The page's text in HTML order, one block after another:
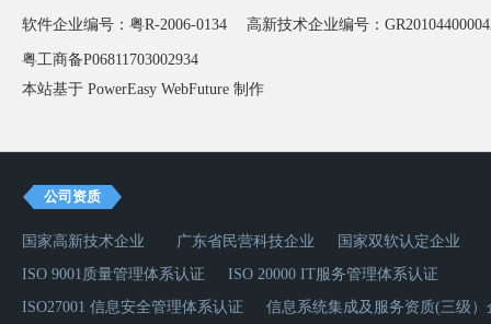
软件企业编号：粤R-2006-0134 高新技术企业编号：
粤工商备P06811703002934
本站基于 PowerEasy WebFuture 制作
公司资质
国家高新技术企业 广东省民营科技企业
国家双软认定企业
ISO 9001质量管理体系认证
ISO 20000 IT服务管理体系认证
ISO27001 信息安全管理体系认证
信息系统集成及服务资质(三级）